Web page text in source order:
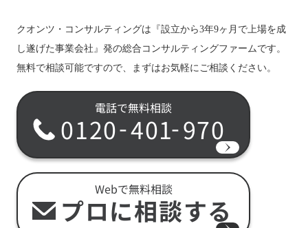
クオンツ・コンサルティングは『設立から3年9ヶ月で上場を成
し遂げた事業会社』発の総合コンサルティングファームです。
無料で相談可能ですので、まずはお気軽にご相談ください。
電話で無料相談
0120-401-970
Webで無料相談
プロに相談する